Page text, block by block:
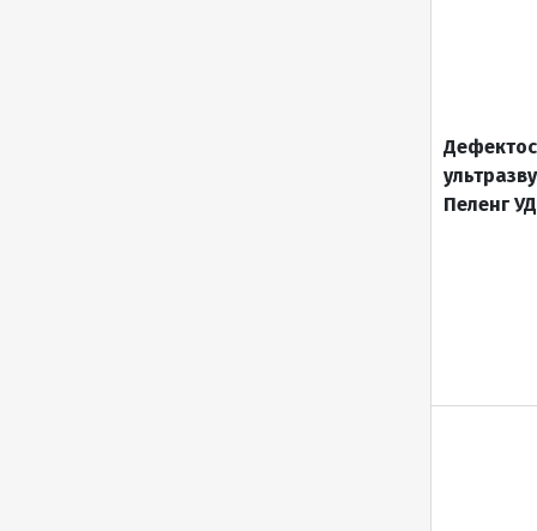
Пеленг